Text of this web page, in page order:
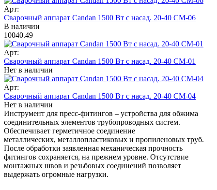
Арт:
Сварочный аппарат Candan 1500 Вт с насад. 20-40 СМ-06
В наличии
10040.49
Арт:
Сварочный аппарат Candan 1500 Вт с насад. 20-40 СМ-01
Нет в наличии
Арт:
Сварочный аппарат Candan 1500 Вт с насад. 20-40 СМ-04
Нет в наличии
Инструмент для пресс-фитингов – устройства для обжима
соединительных элементов трубопроводных систем.
Обеспечивает герметичное соединение
металлических, металлопластиковых и пропиленовых труб.
После обработки заявленная механическая прочность
фитингов сохраняется, на прежнем уровне. Отсутствие
монтажных швов и резьбовых соединений позволяет
выдержать огромные нагрузки.